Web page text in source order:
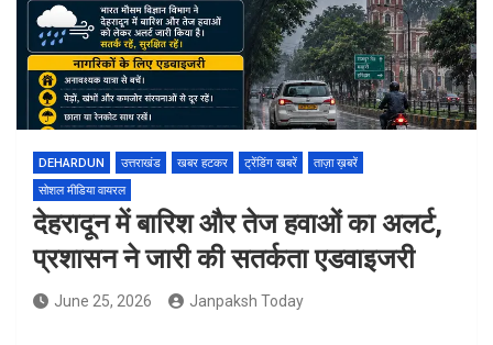
DEHARDUN उत्तराखंड खबर हटकर ट्रेंडिंग खबरें
ताज़ा ख़बरें
सोशल मीडिया वायरल
देहरादून में बारिश और तेज हवाओं का अलर्ट,
प्रशासन ने जारी की सतर्कता एडवाइजरी
June 25, 2026 Janpaksh Today